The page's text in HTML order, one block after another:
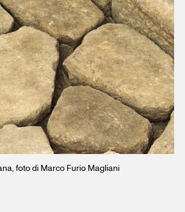
foto di Marco Furio Magliani